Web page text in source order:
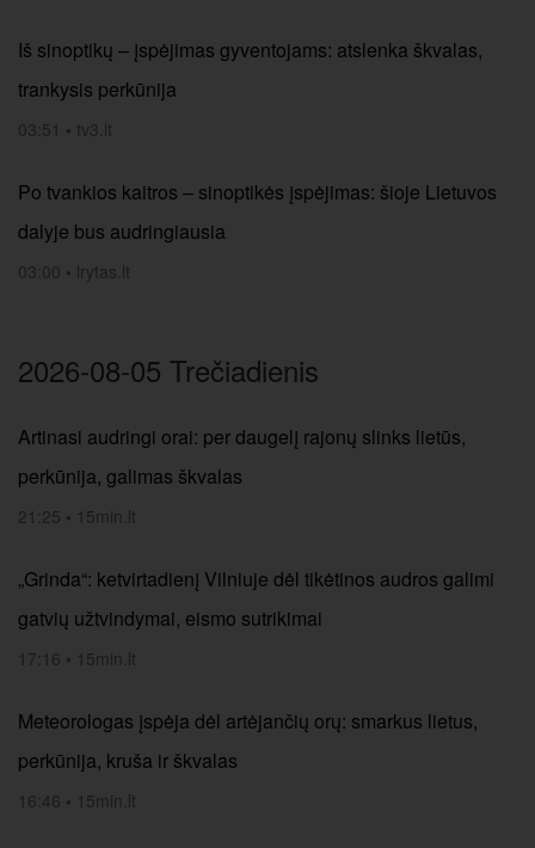
Iš sinoptikų – įspėjimas gyventojams: atslenka škvalas,
trankysis perkūnija
03:51 • tv3.lt
Po tvankios kaitros – sinoptikės įspėjimas: šioje Lietuvos
dalyje bus audringiausia
03:00 • lrytas.lt
2026-08-05 Trečiadienis
Artinasi audringi orai: per daugelį rajonų slinks lietūs,
perkūnija, galimas škvalas
21:25 • 15min.lt
„Grinda“: ketvirtadienį Vilniuje dėl tikėtinos audros galimi
gatvių užtvindymai, eismo sutrikimai
17:16 • 15min.lt
Meteorologas įspėja dėl artėjančių orų: smarkus lietus,
perkūnija, kruša ir škvalas
16:46 • 15min.lt